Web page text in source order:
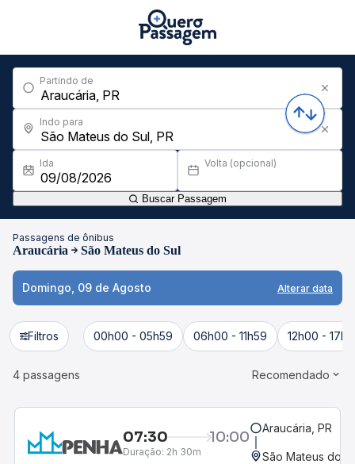
Partindo de
Indo para
Ida Volta (opcional)
Buscar Passagem
Passagens de ônibus
Araucária São Mateus do Sul
Domingo, 09 de Agosto Alterar data
Filtros 00h00 - 05h59 06h00 - 11h59 12h00 -
4 passagens Recomendado
07:30 10:00
Duração: 2h 30m
Araucária, PR
São Mateus do